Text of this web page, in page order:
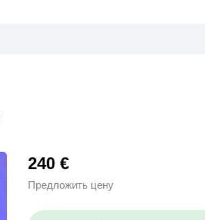
240 €
Предложить цену